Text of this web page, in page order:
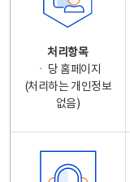
처리항목
ㆍ 당 홈페이지
(처리하는 개인정보
없음)